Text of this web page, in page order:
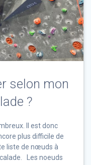
selon mon
?
Il est donc
plus difficile de
liste de nœuds à
Les noeuds